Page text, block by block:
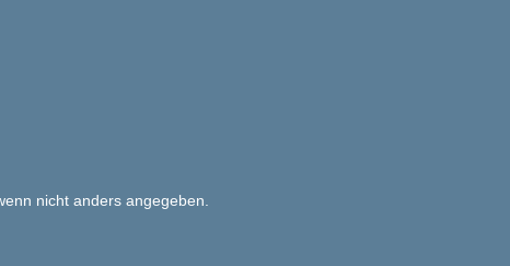
nicht anders angegeben.